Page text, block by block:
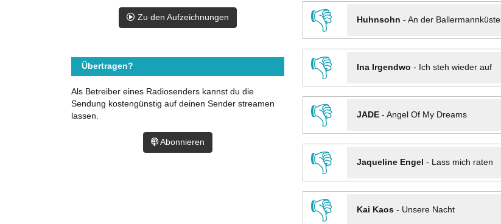
👎
Huhnsohn - An der Ballermannküste
👎
Ina Irgendwo - Ich steh wieder auf
👎
JADE- Angel Of My Dreams
👎
Jaqueline Engel - Lass mich raten
👎
Kai Kaos- Unsere Nacht
Zu den Aufzeichnungen
Übertragen?
Als Betreiber eines Radiosenders kannst du die
Sendung kostengünstig auf deinen Sender streamen
lassen.
Abonnieren